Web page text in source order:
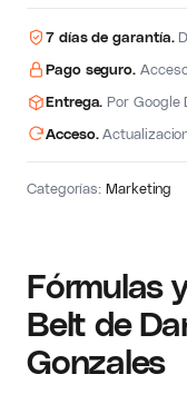
Fórmulas
Belt de
Gonzales
7 días de garantía.
Pago seguro.
Entrega. Por Google
Acceso.
Categorías:Marketing